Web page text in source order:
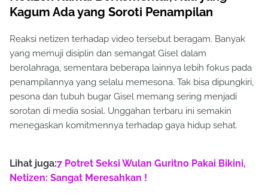
Kagum Ada yang Soroti Penampilan
Reaksi netizen terhadap video tersebut beragam. Banyak
yang memuji disiplin dan semangat Gisel dalam
berolahraga, sementara beberapa lainnya lebih fokus pada
penampilannya yang selalu memesona. Tak bisa dipungkiri,
pesona dan tubuh bugar Gisel memang sering menjadi
sorotan di media sosial. Unggahan terbaru ini semakin
menegaskan komitmennya terhadap gaya hidup sehat.
Lihat juga:7 Potret Seksi Wulan Guritno Pakai Bikini,
Netizen: Sangat Meresahkan !